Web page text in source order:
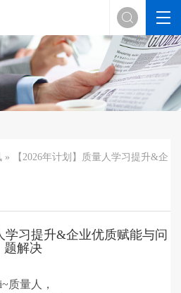

» 【2026年计划】质量人学习提升&企
学习提升&企业优质赋能与问
题解决
质量人，